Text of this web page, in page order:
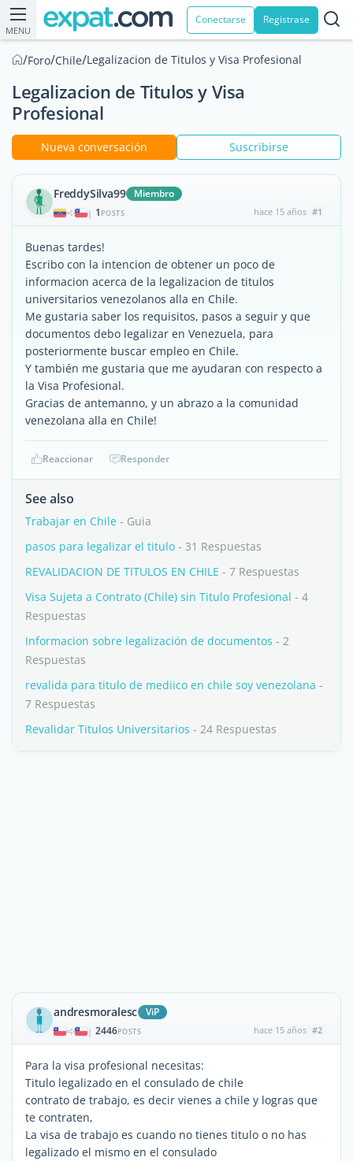
MENU
Conectarse Registrase
/Foro/Chile/Legalizacion de Titulos y Visa Profesional
Legalizacion de Titulos y Visa
Profesional
Nueva conversación Suscribirse
FreddySilva99 Miembro
| 1 POSTS hace 15 años #1
Buenas tardes!
Escribo con la intencion de obtener un poco de
informacion acerca de la legalizacion de titulos
universitarios venezolanos alla en Chile.
Me gustaria saber los requisitos, pasos a seguir y que
documentos debo legalizar en Venezuela, para
posteriormente buscar empleo en Chile.
Y también me gustaria que me ayudaran con respecto a
la Visa Profesional.
Gracias de antemanno, y un abrazo a la comunidad
venezolana alla en Chile!
Reaccionar Responder
See also
Trabajar en Chile - Guia
pasos para legalizar el titulo - 31 Respuestas
REVALIDACION DE TITULOS EN CHILE - 7 Respuestas
Visa Sujeta a Contrato (Chile) sin Titulo Profesional - 4
Respuestas
Informacion sobre legalización de documentos - 2
Respuestas
revalida para titulo de mediico en chile soy venezolana -
7 Respuestas
Revalidar Titulos Universitarios - 24 Respuestas
andresmoralesc ViP
| 2446POSTS hace 15 años #2
Para la visa profesional necesitas:
Titulo legalizado en el consulado de chile
contrato de trabajo, es decir vienes a chile y logras que
te contraten,
La visa de trabajo es cuando no tienes titulo o no has
legalizado el mismo en el consulado